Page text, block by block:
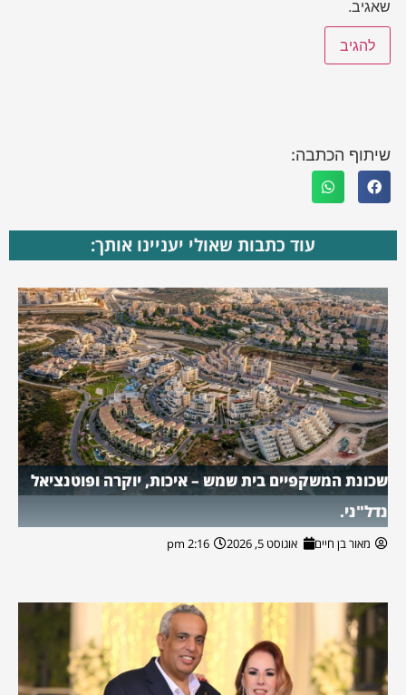
שאגיב.
שיתוף הכתבה:
עוד כתבות שאולי יעניינו אותך:
שכונת המשקפיים בית שמש – איכות, יוקרה ופוטנציאל
נדל"ני.
מאור בן חיים אוגוסט 5, 2026 2:16 pm